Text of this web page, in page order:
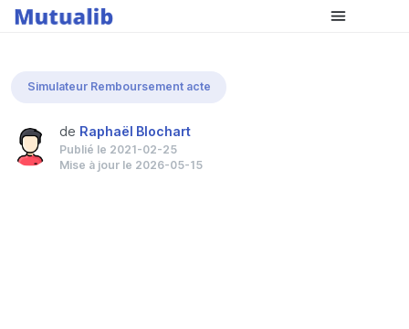
Comparer les mutuelles
Simulateur Remboursement acte
de Raphaël Blochart
Publié le 2021-02-25
Mise à jour le 2026-05-15